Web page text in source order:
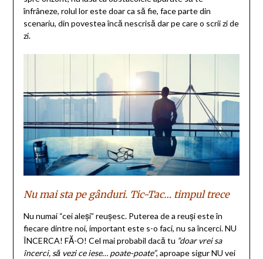
înfrâneze, rolul lor este doar ca să fie, face parte din
scenariu, din povestea încă nescrisă dar pe care o scrii zi de
zi.
Nu mai sta pe gânduri. Tic-Tac… timpul trece
Nu numai “cei aleși” reușesc. Puterea de a reuși este în
fiecare dintre noi, important este s-o faci, nu sa încerci. NU
ÎNCERCA! FĂ-O! Cel mai probabil dacă tu “doar vrei sa
încerci, să vezi ce iese… poate-poate”, aproape sigur NU vei